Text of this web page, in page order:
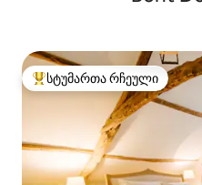
სტუმართა რჩეული მოწინავე
სტუმართა რჩეული